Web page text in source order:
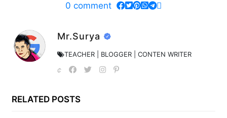
0 comment
Mr.Surya
TEACHER | BLOGGER | CONTEN WRITER
RELATED POSTS